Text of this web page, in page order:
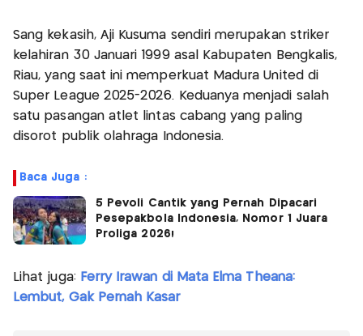
Sang kekasih, Aji Kusuma sendiri merupakan striker
kelahiran 30 Januari 1999 asal Kabupaten Bengkalis,
Riau, yang saat ini memperkuat Madura United di
Super League 2025-2026. Keduanya menjadi salah
satu pasangan atlet lintas cabang yang paling
disorot publik olahraga Indonesia.
Baca Juga :
5 Pevoli Cantik yang Pernah Dipacari
Pesepakbola Indonesia, Nomor 1 Juara
Proliga 2026!
Lihat juga: Ferry Irawan di Mata Elma Theana:
Lembut, Gak Pernah Kasar